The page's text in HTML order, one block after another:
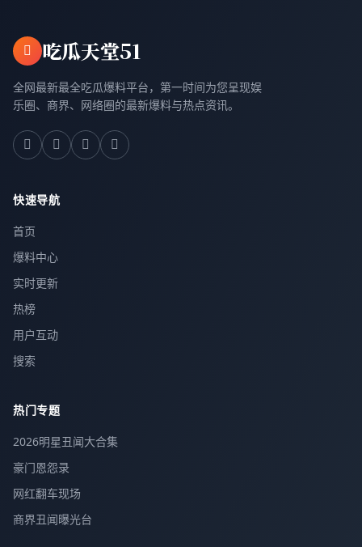
吃瓜天堂51
全网最新最全吃瓜爆料平台，第一时间为您呈现娱
乐圈、商界、网络圈的最新爆料与热点资讯。
快速导航
首页
爆料中心
实时更新
热榜
用户互动
搜索
热门专题
2026明星丑闻大合集
豪门恩怨录
网红翻车现场
商界丑闻曝光台